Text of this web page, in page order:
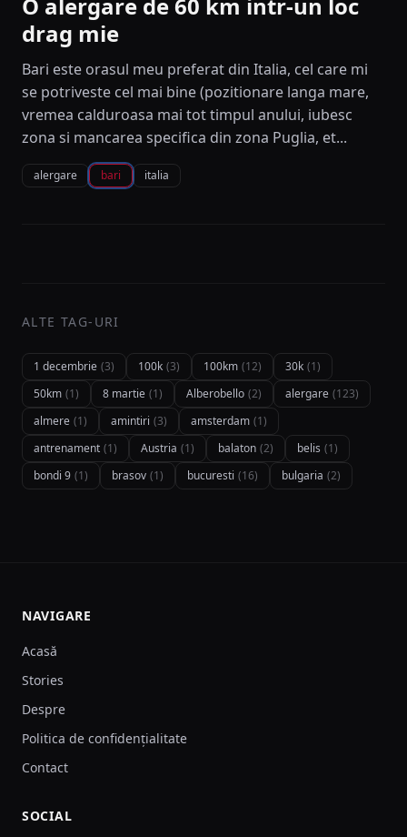
drag mie
Bari este orasul meu preferat din Italia, cel care mi
se potriveste cel mai bine (pozitionare langa mare,
vremea calduroasa mai tot timpul anului, iubesc
zona si mancarea specifica din zona Puglia, et...
alergare bari italia
ALTE TAG-URI
1 decembrie (3) 100k (3) 100km (12) 30k (1)
50km (1) 8 martie (1) Alberobello (2) alergare (123)
almere (1) amintiri (3) amsterdam (1)
antrenament (1) Austria (1) balaton (2) belis (1)
bondi 9 (1) brasov (1) bucuresti (16) bulgaria (2)
NAVIGARE
Acasă
Stories
Despre
Politica de confidențialitate
Contact
SOCIAL